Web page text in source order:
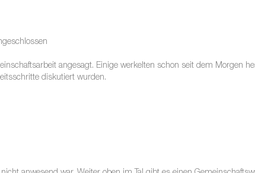
angesagt. Einige werkelten schon seit dem Morgen
diskutiert wurden.